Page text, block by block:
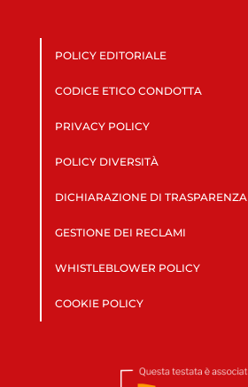
POLICY EDITORIALE
CODICE ETICO CONDOTTA
PRIVACY POLICY
POLICY DIVERSITÀ
DICHIARAZIONE DI TRASPARENZA
GESTIONE DEI RECLAMI
WHISTLEBLOWER POLICY
COOKIE POLICY